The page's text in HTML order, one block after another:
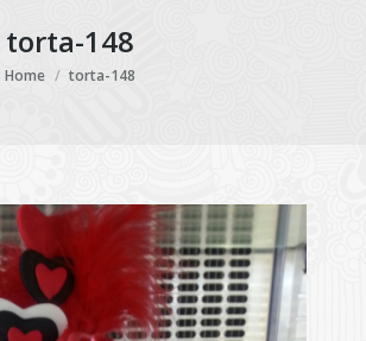
torta-148
You are here:
Home torta-148